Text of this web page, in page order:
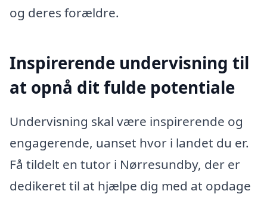
og deres forældre.
Inspirerende undervisning til
at opnå dit fulde potentiale
Undervisning skal være inspirerende og
engagerende, uanset hvor i landet du er.
Få tildelt en tutor i Nørresundby, der er
dedikeret til at hjælpe dig med at opdage